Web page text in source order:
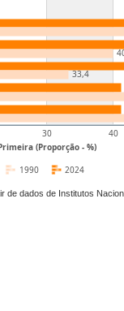
(Proporção - %)
30 40
33,4
2024
1990
de dados de Institutos